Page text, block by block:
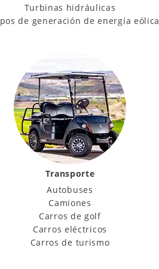
Turbinas hidráulicas
de generación de energía eólica
Transporte
Autobuses
Camiones
Carros de golf
Carros eléctricos
Carros de turismo